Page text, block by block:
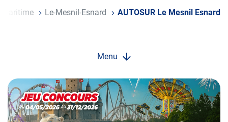
Maritime Le-Mesnil-Esnard AUTOSUR Le Mesnil Esnard
Menu
Opération
spéciale
Mai
-